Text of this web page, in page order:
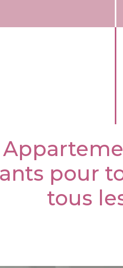
pour
tous